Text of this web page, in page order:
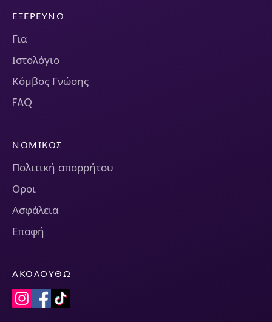
ΕΞΕΡΕΥΝΏ
Για
Ιστολόγιο
Κόμβος Γνώσης
FAQ
ΝΟΜΙΚΌΣ
Πολιτική απορρήτου
Οροι
Ασφάλεια
Επαφή
ΑΚΟΛΟΥΘΏ